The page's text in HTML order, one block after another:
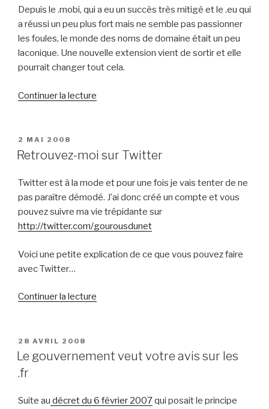
L’AFNIC
ne
veut
pas
renoncer »
Depuis le .mobi, qui a eu un succès très mitigé et le .eu qui
a réussi un peu plus fort mais ne semble pas passionner
les foules, le monde des noms de domaine était un peu
laconique. Une nouvelle extension vient de sortir et elle
pourrait changer tout cela.
Continuer la lecture
de
de
domaine »
PUBLIÉ
LE
2 MAI 2008
Retrouvez-moi sur Twitter
Twitter est à la mode et pour une fois je vais tenter de ne
pas paraître démodé. J’ai donc créé un compte et vous
pouvez suivre ma vie trépidante sur
http://twitter.com/gourousdunet
Voici une petite explication de ce que vous pouvez faire
avec Twitter…
Continuer la lecture
Twitter »
PUBLIÉ
LE
28 AVRIL 2008
Le gouvernement veut votre avis sur les
.fr
Suite au décret du 6 février 2007qui posait le principe